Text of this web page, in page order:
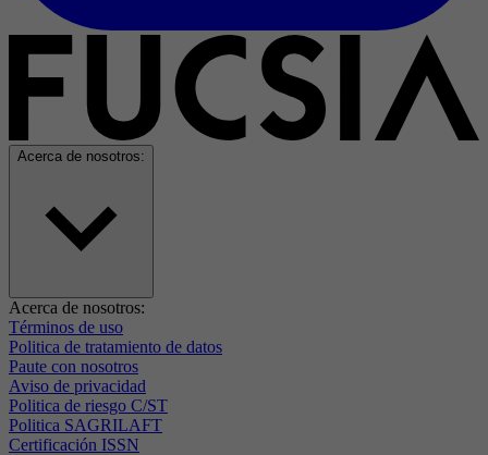
Acerca de nosotros:
Acerca de nosotros:
Términos de uso
Politica de tratamiento de datos
Paute con nosotros
Aviso de privacidad
Politica de riesgo C/ST
Politica SAGRILAFT
Certificación ISSN